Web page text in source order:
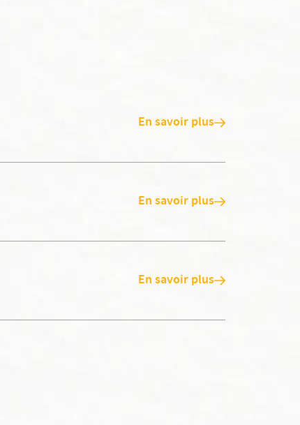
En savoir plus
En savoir plus
En savoir plus